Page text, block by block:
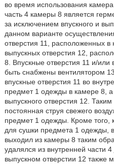
во время использования
часть 4 камеры 8 является
за исключением впускного и
данном варианте
отверстия 11, расположенных
выпускных отверстия 12,
8. Впускные отверстия 11 и/или
быть снабжены вентилятором
впускные отверстия 11 во
предмет 1 одежды в камере 8, а
выпускного отверстия 12.
постоянная струя свежего
предмет 1 одежды. Кроме того,
для сушки предмета 1 одежды,
выходил из камеры 8 таким
удалялся из внутренней части
выпускном отверстии 12 также